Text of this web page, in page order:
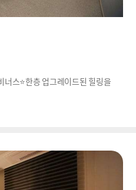
너스⭐️한층 업그레이드된 힐링을